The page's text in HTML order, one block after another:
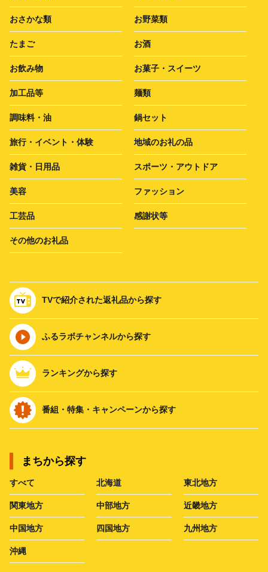
おさかな類 お野菜類
たまご お酒
お飲み物 お菓子・スイーツ
加工品等 麺類
調味料・油 鍋セット
旅行・イベント・体験 地域のお礼の品
雑貨・日用品 スポーツ・アウトドア
美容 ファッション
工芸品 感謝状等
その他のお礼品
TVで紹介された返礼品から探す
ふるラボチャンネルから探す
ランキングから探す
番組・特集・キャンペーンから探す
まちから探す
すべて 北海道 東北地方
関東地方 中部地方 近畿地方
中国地方 四国地方 九州地方
沖縄